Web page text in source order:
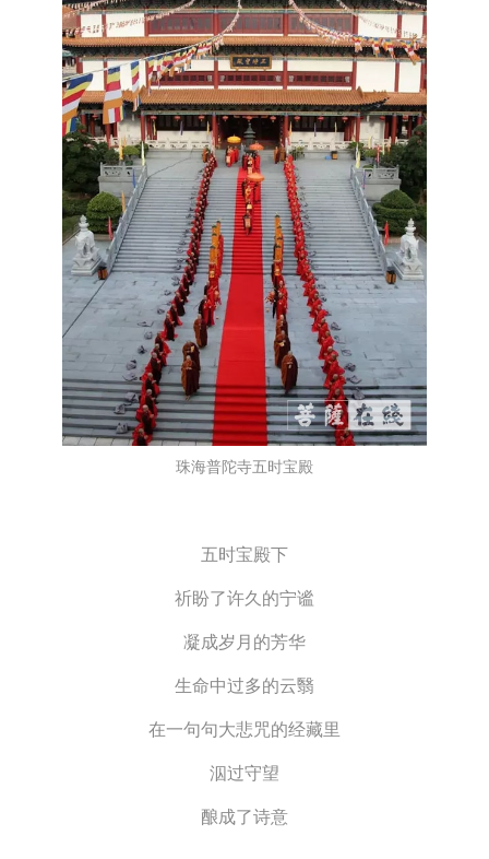
珠海普陀寺五时宝殿
五时宝殿下
祈盼了许久的宁谧
凝成岁月的芳华
生命中过多的云翳
在一句句大悲咒的经藏里
泅过守望
酿成了诗意